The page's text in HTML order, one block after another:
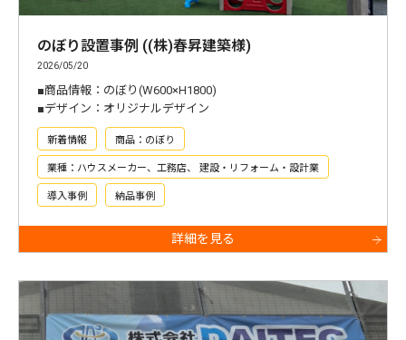
のぼり設置事例 ((株)春昇建築様)
2026/05/20
■商品情報：のぼり(W600×H1800)
■デザイン：オリジナルデザイン
新着情報 商品：のぼり
業種：ハウスメーカー、工務店、 建設・リフォーム・設計業
導入事例 納品事例
詳細を見る